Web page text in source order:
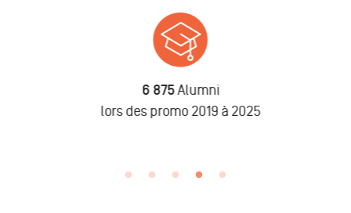
6 875Alumni
lors des promo 2019 à 2025